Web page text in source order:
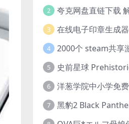
2
3 在线电子印章生成器
4
5
6
7